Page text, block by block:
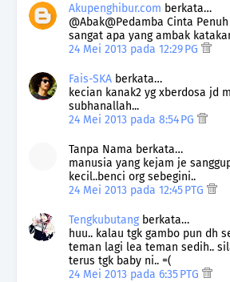
Akupenghibur.com berkata…
@Abak@Pedamba Cinta
sangat apa yang ambak
24 Mei 2013 pada 12:29 PG
Fais-SKA berkata…
kecian kanak2 yg xberdosa jd
subhanallah...
24 Mei 2013 pada 8:54 PG
Tanpa Nama berkata…
manusia yang kejam je
kecil..benci org sebegini..
24 Mei 2013 pada 12:45 PTG
Tengkubutang berkata…
huu.. kalau tgk gambo pun dh
teman lagi lea teman sedih..
terus tgk baby ni.. =(
24 Mei 2013 pada 6:35 PTG